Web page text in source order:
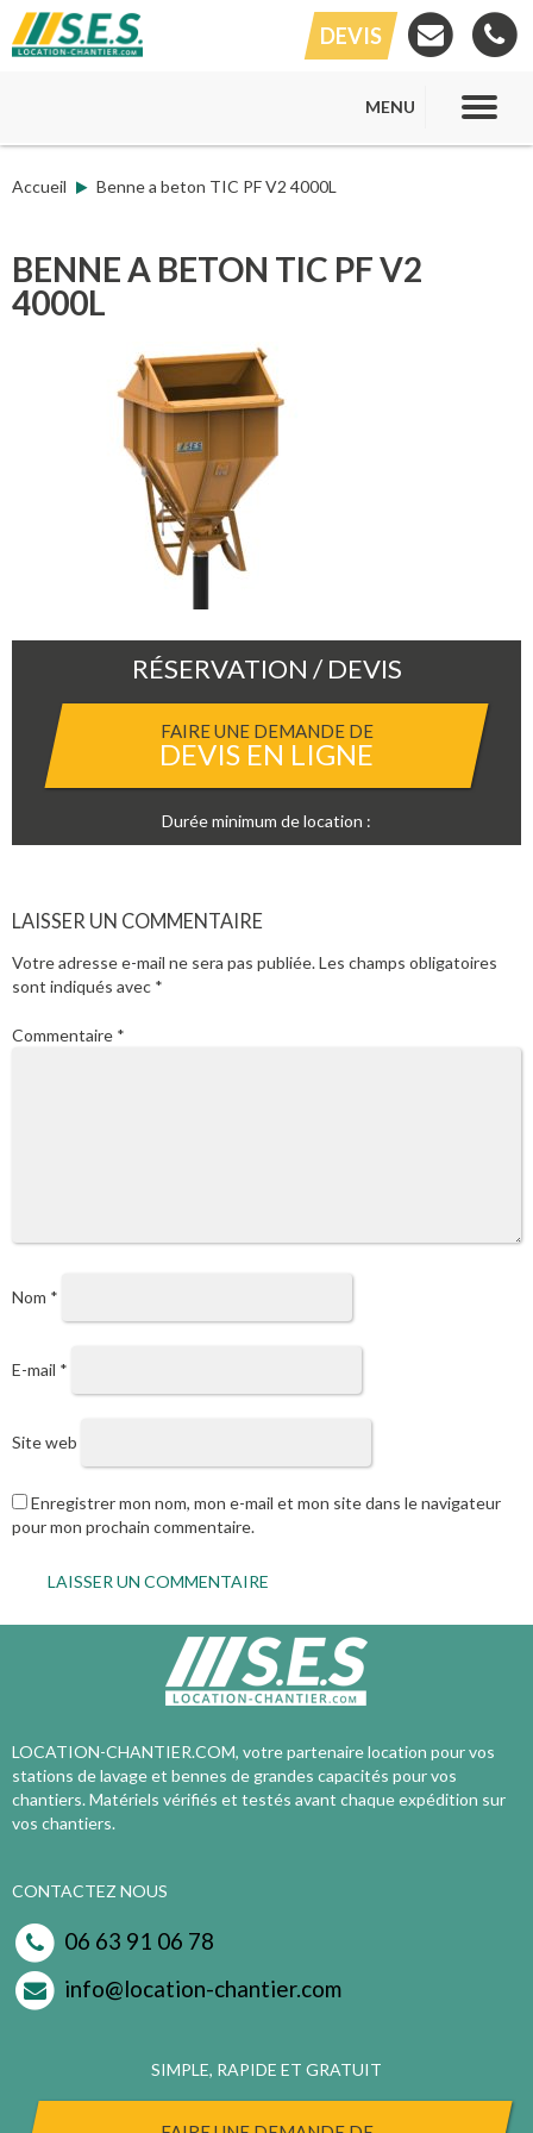
DEVIS
MENU
Accueil Benne a beton TIC PF V2 4000L
BENNE A BETON TIC PF V2
4000L
RÉSERVATION / DEVIS
FAIRE UNE DEMANDE DE
DEVIS EN LIGNE
Durée minimum de location :
LAISSER UN COMMENTAIRE
Votre adresse e-mail ne sera pas publiée.Les champs obligatoires
sont indiqués avec *
Commentaire *
Nom *
E-mail *
Site web
Enregistrer mon nom, mon e-mail et mon site dans le navigateur
pour mon prochain commentaire.
LOCATION-CHANTIER.COM, votre partenaire location pour vos
stations de lavage et bennes de grandes capacités pour vos
chantiers. Matériels vérifiés et testés avant chaque expédition sur
vos chantiers.
CONTACTEZ NOUS
06 63 91 06 78
info@location-chantier.com
SIMPLE, RAPIDE ET GRATUIT